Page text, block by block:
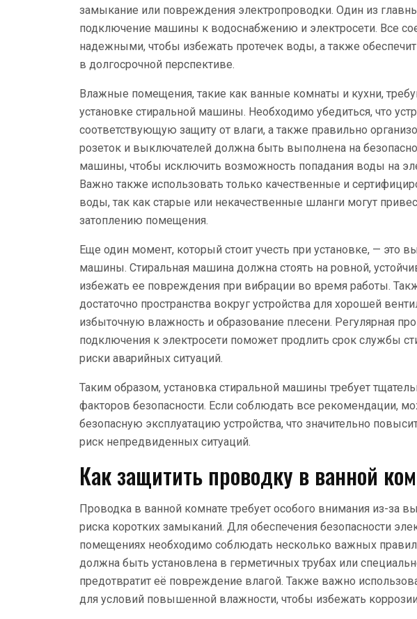
замыкание или повреждения электропроводки. Один из
подключение машины к водоснабжению и электросети. Все
надежными, чтобы избежать протечек воды, а также
в долгосрочной перспективе.
Влажные помещения, такие как ванные комнаты и кухни,
установке стиральной машины. Необходимо убедиться, что
соответствующую защиту от влаги, а также правильно
розеток и выключателей должна быть выполнена на
машины, чтобы исключить возможность попадания воды на
Важно также использовать только качественные и
воды, так как старые или некачественные шланги могут
затоплению помещения.
Еще один момент, который стоит учесть при установке, — это
машины. Стиральная машина должна стоять на ровной,
избежать ее повреждения при вибрации во время работы.
достаточно пространства вокруг устройства для хорошей
избыточную влажность и образование плесени. Регулярная
подключения к электросети поможет продлить срок службы
риски аварийных ситуаций.
Таким образом, установка стиральной машины требует
факторов безопасности. Если соблюдать все рекомендации,
безопасную эксплуатацию устройства, что значительно
риск непредвиденных ситуаций.
Как защитить проводку в ванной
Проводка в ванной комнате требует особого внимания из-за
риска коротких замыканий. Для обеспечения безопасности
помещениях необходимо соблюдать несколько важных
должна быть установлена в герметичных трубах или
предотвратит её повреждение влагой. Также важно
для условий повышенной влажности, чтобы избежать